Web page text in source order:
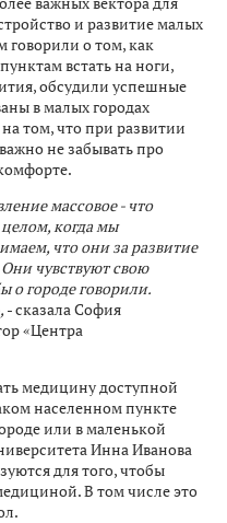
и развитие малых
говорили о том, как
встать на ноги,
обсудили успешные
в малых городах
том, что при развитии
не забывать про
массовое - что
когда мы
что они за развитие
Они чувствуют свою
о городе говорили.
- сказала София
«Центра
медицину доступной
населенном пункте
или в маленькой
Инна Иванова
для того, чтобы
В том числе это